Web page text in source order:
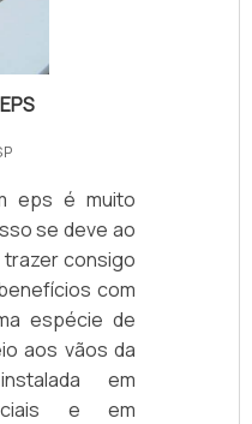
eps é muito
se deve ao
consigo
com
espécie de
aos vãos da
em
e em